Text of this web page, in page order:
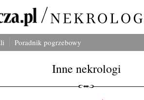
Poradnik pogrzebowy
Inne nekrologi